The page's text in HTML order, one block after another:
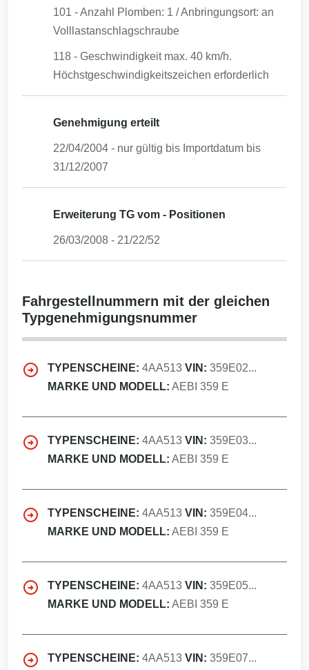
101 - Anzahl Plomben: 1 / Anbringungsort: an
Volllastanschlagschraube
118 - Geschwindigkeit max. 40 km/h.
Höchstgeschwindigkeitszeichen erforderlich
Genehmigung erteilt
22/04/2004 - nur gültig bis Importdatum bis
31/12/2007
Erweiterung TG vom - Positionen
26/03/2008 - 21/22/52
Fahrgestellnummern mit der gleichen
Typgenehmigungsnummer
TYPENSCHEINE: 4AA513 VIN: 359E02...
MARKE UND MODELL: AEBI 359 E
TYPENSCHEINE: 4AA513 VIN: 359E03...
MARKE UND MODELL: AEBI 359 E
TYPENSCHEINE: 4AA513 VIN: 359E04...
MARKE UND MODELL: AEBI 359 E
TYPENSCHEINE: 4AA513 VIN: 359E05...
MARKE UND MODELL: AEBI 359 E
TYPENSCHEINE: 4AA513 VIN: 359E07...